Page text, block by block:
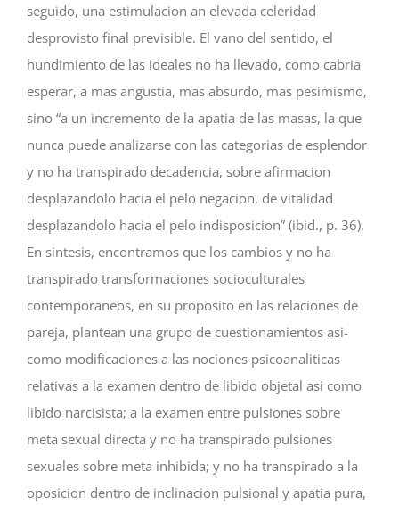
seguido, una estimulacion an elevada celeridad
desprovisto final previsible. El vano del sentido, el
hundimiento de las ideales no ha llevado, como cabria
esperar, a mas angustia, mas absurdo, mas pesimismo,
sino “a un incremento de la apatia de las masas, la que
nunca puede analizarse con las categorias de esplendor
y no ha transpirado decadencia, sobre afirmacion
desplazandolo hacia el pelo negacion, de vitalidad
desplazandolo hacia el pelo indisposicion” (ibid., p. 36).
En sintesis, encontramos que los cambios y no ha
transpirado transformaciones socioculturales
contemporaneos, en su proposito en las relaciones de
pareja, plantean una grupo de cuestionamientos asi­
como modificaciones a las nociones psicoanaliticas
relativas a la examen dentro de libido objetal asi­ como
libido narcisista; a la examen entre pulsiones sobre
meta sexual directa y no ha transpirado pulsiones
sexuales sobre meta inhibida; y no ha transpirado a la
oposicion dentro de inclinacion pulsional y apatia pura,